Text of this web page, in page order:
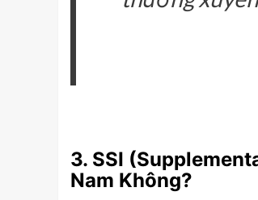
3. SSI
Nam Không?